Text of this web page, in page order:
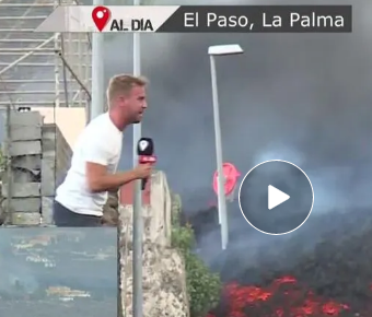
el directo de 'Cuatro la día', la lava
yuno de los reporteros del
a desalojar
una de las casas en
de 'El programa de Ana Rosa'.
de una vecina de La Palma
de 'Cumbre vieja'